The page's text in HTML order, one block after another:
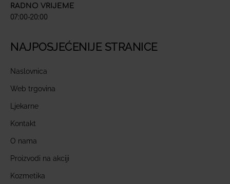
RADNO VRIJEME
07:00-20:00
NAJPOSJEĆENIJE STRANICE
Naslovnica
Web trgovina
Ljekarne
Kontakt
O nama
Proizvodi na akciji
Kozmetika